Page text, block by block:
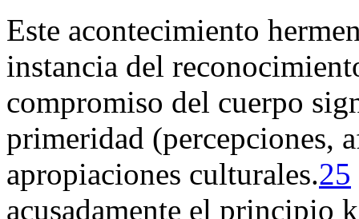
Este acontecimiento
instancia del
compromiso del cuerpo
primeridad (percepciones,
apropiaciones culturales.25
acusadamente el principio